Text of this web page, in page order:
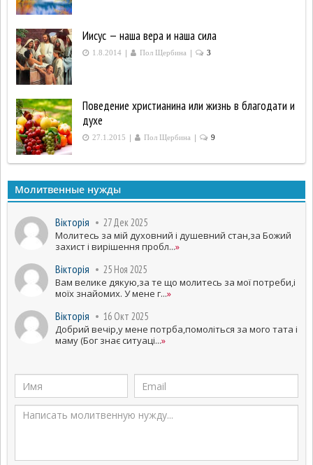
Иисус — наша вера и наша сила
1.8.2014 | Пол Щербина | 3
Поведение христианина или жизнь в благодати и
духе
27.1.2015 | Пол Щербина | 9
Молитвенные нужды
Вікторія 27 Дек 2025
Молитесь за мій духовний і душевний стан,за Божий
захист і вирішення пробл...»
Вікторія 25 Ноя 2025
Вам велике дякую,за те що молитесь за мої потреби,і
моїх знайомих. У мене г...»
Вікторія 16 Окт 2025
Добрий вечір,у мене потрба,помоліться за мого тата і
маму (Бог знає ситуаці...»